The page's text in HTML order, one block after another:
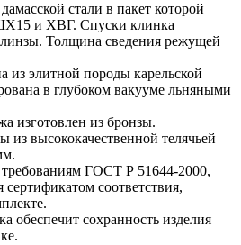
стали в пакет которой
и ХВГ. Спуски клинка
Толщина сведения режущей
из элитной породы карельской
в глубоком вакууме льняными
изготовлен из бронзы.
высококачественной телячьей
требованиям ГОСТ Р 51644-2000,
сертификатом соответствия,
обеспечит сохранность изделия